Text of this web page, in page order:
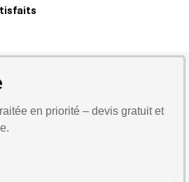
en priorité – devis gratuit et